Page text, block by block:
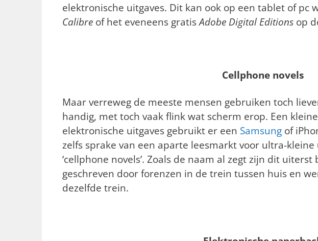
elektronische uitgaves. Dit kan ook op een tablet of pc
Calibre of het eveneens gratisAdobe Digital Editions op
Cellphone novels
Maar verreweg de meeste mensen gebruiken toch
handig, met toch vaak flink wat scherm erop. Een
elektronische uitgaves gebruikt er een Samsung of
zelfs sprake van een aparte leesmarkt voor ultra-kleine
‘cellphone novels’. Zoals de naam al zegt zijn dit
geschreven door forenzen in de trein tussen huis en
dezelfde trein.